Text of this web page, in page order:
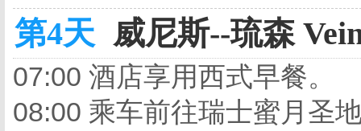
第4天 威尼斯--琉森
07:00 酒店享用西式早餐。
08:00 乘车前往瑞士蜜月圣